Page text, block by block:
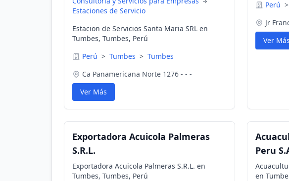
Estaciones de Servicio
Estacion de Servicios Santa Maria SRL en
Tumbes, Tumbes, Perú
Perú > Tumbes > Tumbes
Ca Panamericana Norte 1276 - - -
Ver Más
Perú >
Jr
Ver Más
Exportadora Acuicola Palmeras
S.R.L.
Exportadora Acuicola Palmeras S.R.L. en
Tumbes, Tumbes, Perú
Peru
en